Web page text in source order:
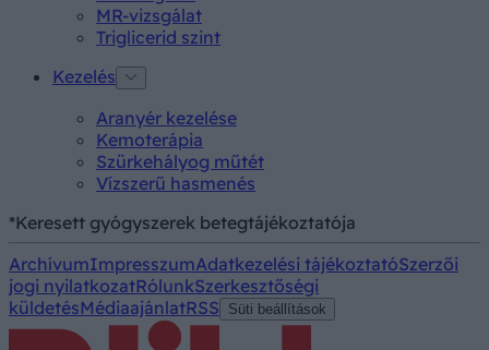
MR-vizsgálat
Triglicerid szint
Kezelés
Aranyér kezelése
Kemoterápia
Szürkehályog műtét
Vízszerű hasmenés
*Keresett gyógyszerek betegtájékoztatója
ArchívumImpresszumAdatkezelési tájékoztatóSzerzői
jogi nyilatkozatRólunkSzerkesztőségi
küldetésMédiaajánlatRSS Süti beállítások